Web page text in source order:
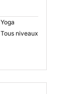
Yoga
Tous niveaux